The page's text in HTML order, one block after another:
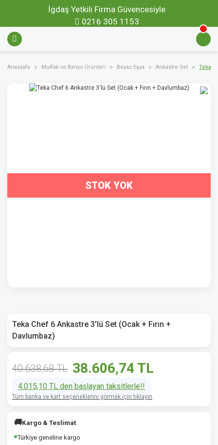
İgdaş Yetkili Firma Güvencesiyle
0216 305 1153
Anasayfa Mutfak ve Banyo Ürünleri Beyaz Eşya Ankastre Set Teka
STOK YOK
Teka Chef 6 Ankastre 3'lü Set (Ocak + Fırın +
Davlumbaz)
40.638,68 TL 38.606,74 TL
4.015,10 TL den başlayan taksitlerle!!
Tüm banka ve kart seçeneklerini görmek için tıklayın
🚚Kargo & Teslimat
Türkiye geneline kargo